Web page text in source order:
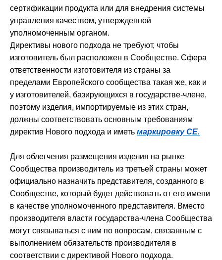
сертификации продукта или для внедрения системы
управления качеством, утвержденной
уполномоченным органом.
Директивы нового подхода не требуют, чтобы
изготовитель был расположен в Сообществе. Сфера
ответственности изготовителя из страны за
пределами Европейского сообщества такая же, как и
у изготовителей, базирующихся в государстве-члене,
поэтому изделия, импортируемые из этих стран,
должны соответствовать основным требованиям
директив Нового подхода и иметь маркировку CE.
Для облегчения размещения изделия на рынке
Сообщества производитель из третьей страны может
официально назначить представителя, созданного в
Сообществе, который будет действовать от его имени
в качестве уполномоченного представителя. Вместо
производителя власти государства-члена Сообщества
могут связываться с ним по вопросам, связанным с
выполнением обязательств производителя в
соответствии с директивой Нового подхода.